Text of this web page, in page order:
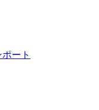
ート